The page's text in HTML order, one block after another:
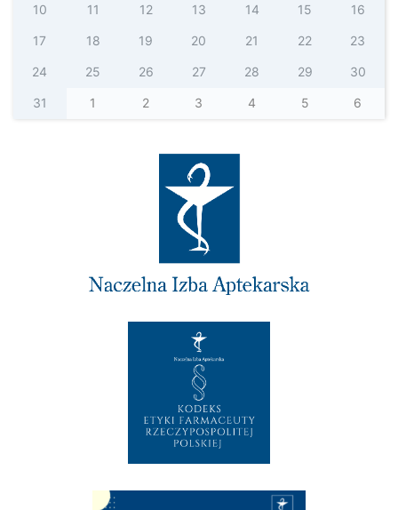
10 11 12 13 14 15 16
17 18 19 20 21 22 23
24 25 26 27 28 29 30
31 1 2 3 4 5 6